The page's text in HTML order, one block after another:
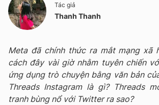
Tác giả
Thanh Thanh
Meta đã chính thức ra mắt mạng xã
cách đây vài giờ nhằm tuyên chiến
ứng dụng trò chuyện bằng văn bản
Threads Instagram là gì? Threads
tranh bùng nổ với Twitter ra sao?